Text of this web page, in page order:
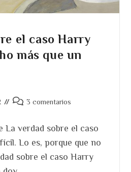
el caso Harry
más que un
Comentarios
entrada:
3 comentarios
La verdad sobre el caso
Lo es, porque que no
sobre el caso Harry